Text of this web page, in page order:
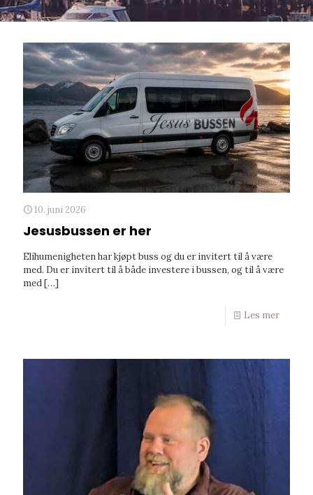
10. juni 2026
Jesusbussen er her
Elihumenigheten har kjøpt buss og du er invitert til å være
med. Du er invitert til å både investere i bussen, og til å være
med[…]
Les mer